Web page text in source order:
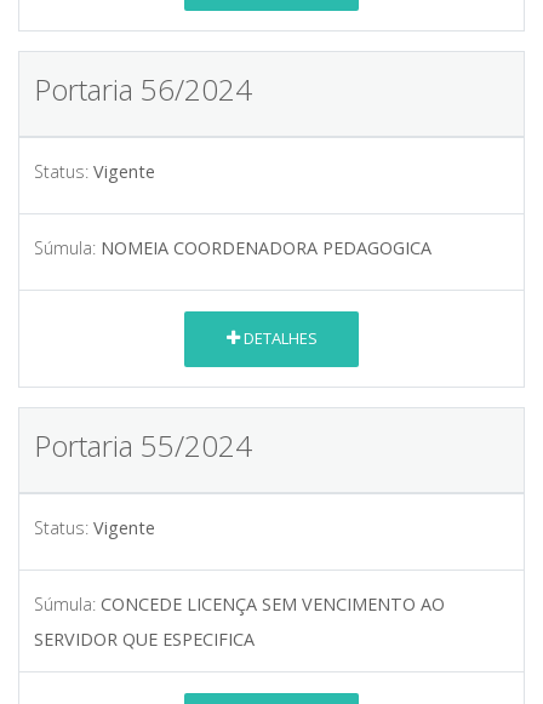
Portaria 56/2024
Status: Vigente
Súmula: NOMEIA COORDENADORA PEDAGOGICA
DETALHES
Portaria 55/2024
Status: Vigente
Súmula: CONCEDE LICENÇA SEM VENCIMENTO AO
SERVIDOR QUE ESPECIFICA